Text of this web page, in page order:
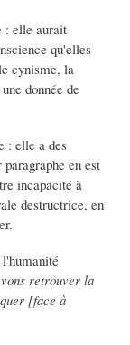
: elle aurait
qu'elles
cynisme, la
donnée de
: elle a des
en est
incapacité à
destructrice, en
l'humanité
retrouver la
[face à